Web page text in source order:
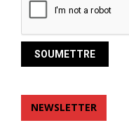
NEWSLETTER